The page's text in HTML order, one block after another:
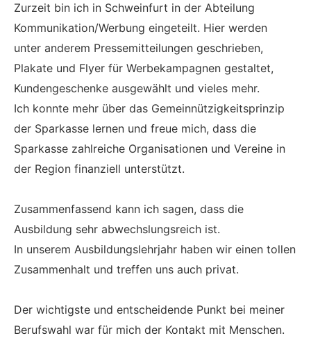
Zurzeit bin ich in Schweinfurt in der Abteilung
Kommunikation/Werbung eingeteilt. Hier werden
unter anderem Pressemitteilungen geschrieben,
Plakate und Flyer für Werbekampagnen gestaltet,
Kundengeschenke ausgewählt und vieles mehr.
Ich konnte mehr über das Gemeinnützigkeitsprinzip
der Sparkasse lernen und freue mich, dass die
Sparkasse zahlreiche Organisationen und Vereine in
der Region finanziell unterstützt.
Zusammenfassend kann ich sagen, dass die
Ausbildung sehr abwechslungsreich ist.
In unserem Ausbildungslehrjahr haben wir einen tollen
Zusammenhalt und treffen uns auch privat.
Der wichtigste und entscheidende Punkt bei meiner
Berufswahl war für mich der Kontakt mit Menschen.